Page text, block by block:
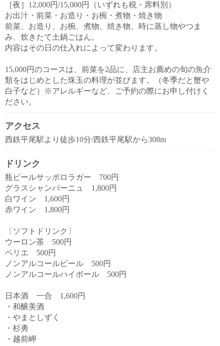
［夜］12,000円/15,000円（いずれも税・席料別）
お出汁・前菜・お造り・お椀・煮物・焼き物
前菜、お造り、お椀、煮物、焼き物、時に蒸し物やつま
み、炊きたて土鍋ごはん。
内容はその日の仕入れによって変わります。
15,000円のコースは、前菜を2品に、店主お薦めの旬の魚介
類をはじめとした珠玉の料理が並びます。（冬季だと蟹や
白子など）※アレルギーなど、ご予約の際にお申し付けく
ださい。
アクセス
西鉄平尾駅より徒歩10分/西鉄平尾駅から308m
ドリンク
瓶ビールサッポロラガー 700円
グラスシャンパーニュ 1,800円
白ワイン 1,600円
赤ワイン 1,800円
〔ソフトドリンク〕
ウーロン茶 500円
ペリエ 500円
ノンアルコールビール 500円
ノンアルコールハイボール 500円
日本酒 一合 1,600円
・和醸美酒
・やまとしずく
・杉勇
・越前岬